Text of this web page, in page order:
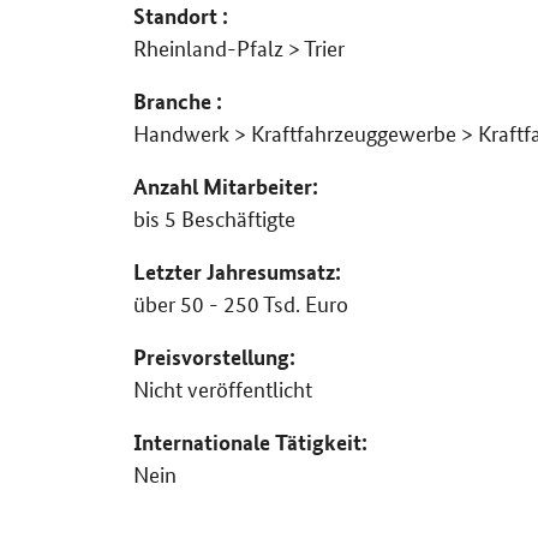
Standort :
Rheinland-Pfalz > Trier
Branche :
Handwerk > Kraftfahrzeuggewerbe >
Anzahl Mitarbeiter:
bis 5 Beschäftigte
Letzter Jahresumsatz:
über 50 - 250 Tsd. Euro
Preisvorstellung:
Nicht veröffentlicht
Internationale Tätigkeit:
Nein